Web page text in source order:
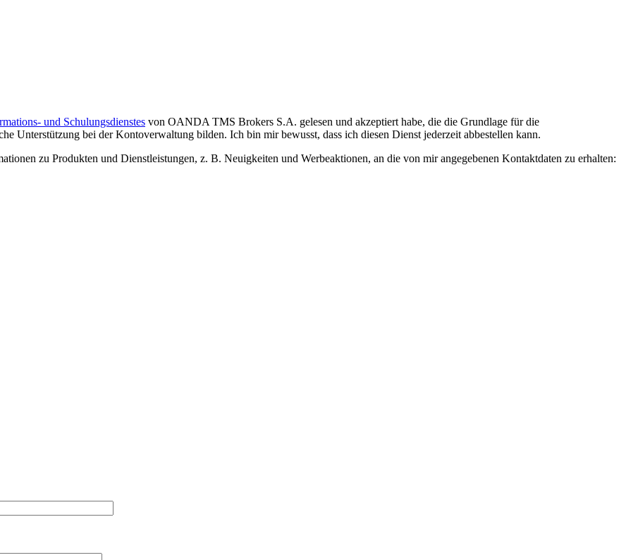
und Schulungsdienstes von OANDA TMS Brokers S.A. gelesen und akzeptiert habe, die die Grundlage für die
Unterstützung bei der Kontoverwaltung bilden. Ich bin mir bewusst, dass ich diesen Dienst jederzeit abbestellen kann.
zu Produkten und Dienstleistungen, z. B. Neuigkeiten und Werbeaktionen, an die von mir angegebenen Kontaktdaten zu erhalten: